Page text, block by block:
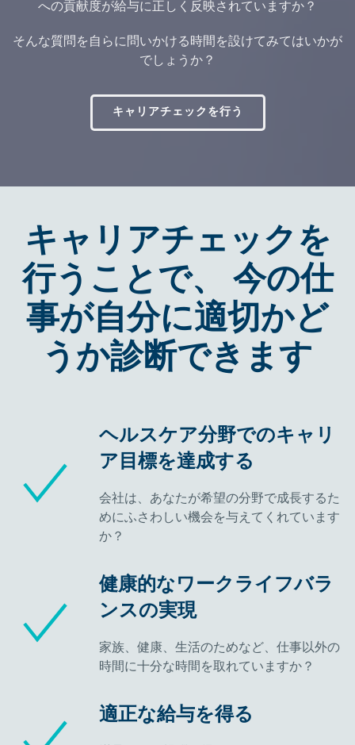
への貢献度が給与に正しく反映されていますか？
そんな質問を自らに問いかける時間を設けてみてはいかが
でしょうか？
キャリアチェックを行う
キャリアチェックを
行うことで、 今の仕
事が自分に適切かど
うか診断できます
ヘルスケア分野でのキャリ
ア目標を達成する
会社は、あなたが希望の分野で成長するた
めにふさわしい機会を与えてくれています
か？
健康的なワークライフバラ
ンスの実現
家族、健康、生活のためなど、仕事以外の
時間に十分な時間を取れていますか？
適正な給与を得る